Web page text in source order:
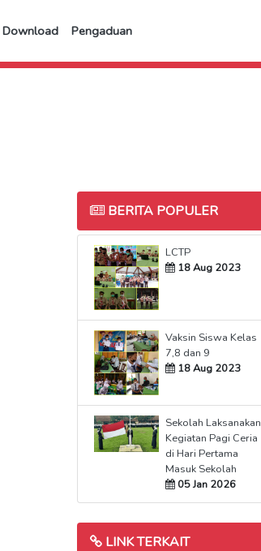
Download Pengaduan
BERITA POPULER
LCTP
18 Aug 2023
Vaksin Siswa Kelas
7,8 dan 9
18 Aug 2023
Sekolah Laksanakan
Kegiatan Pagi Ceria
di Hari Pertama
Masuk Sekolah
05 Jan 2026
LINK TERKAIT